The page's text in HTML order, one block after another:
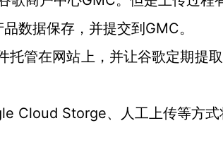
数据保存，并提交到GMC。
管在网站上，并让谷歌定期提
Cloud Storge、人工上传等方